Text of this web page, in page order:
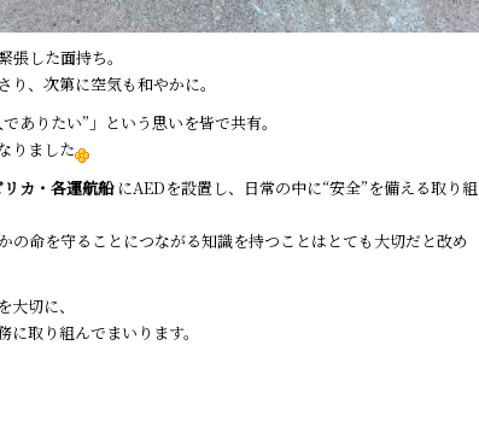
した面持ち。
、次第に空気も和やかに。
ありたい”」という思いを皆で共有。
りました
カ・各運航船にAEDを設置し、日常の中に“安全”を備える取り組
命を守ることにつながる知識を持つことはとても大切だと改め
切に、
取り組んでまいります。